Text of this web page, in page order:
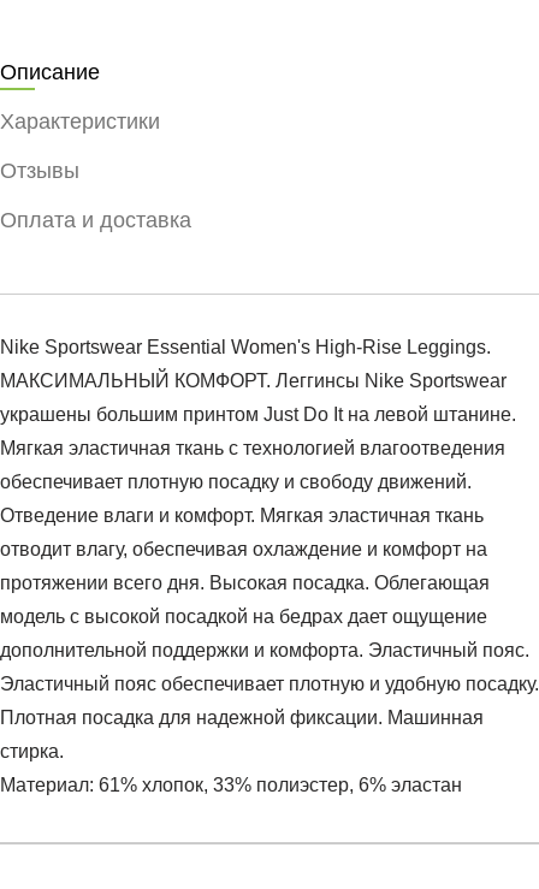
Описание
Характеристики
Отзывы
Оплата и доставка
Nike Sportswear Essential Women's High-Rise Leggings.
МАКСИМАЛЬНЫЙ КОМФОРТ. Леггинсы Nike Sportswear
украшены большим принтом Just Do It на левой штанине.
Мягкая эластичная ткань с технологией влагоотведения
обеспечивает плотную посадку и свободу движений.
Отведение влаги и комфорт. Мягкая эластичная ткань
отводит влагу, обеспечивая охлаждение и комфорт на
протяжении всего дня. Высокая посадка. Облегающая
модель с высокой посадкой на бедрах дает ощущение
дополнительной поддержки и комфорта. Эластичный пояс.
Эластичный пояс обеспечивает плотную и удобную посадку.
Плотная посадка для надежной фиксации. Машинная
стирка.
Материал: 61% хлопок, 33% полиэстер, 6% эластан
Артикул:CZ8534-063
Условия оплаты